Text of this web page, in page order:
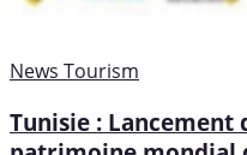
News Tourism
Tunisie :